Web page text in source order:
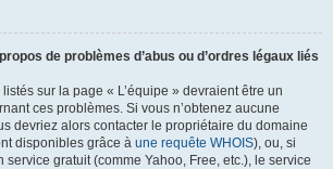
de problèmes d’abus ou d’ordres légaux liés
sur la page « L’équipe » devraient être un
ces problèmes. Si vous n’obtenez aucune
devriez alors contacter le propriétaire du domaine
disponibles grâce à une requête WHOIS), ou, si
gratuit (comme Yahoo, Free, etc.), le service